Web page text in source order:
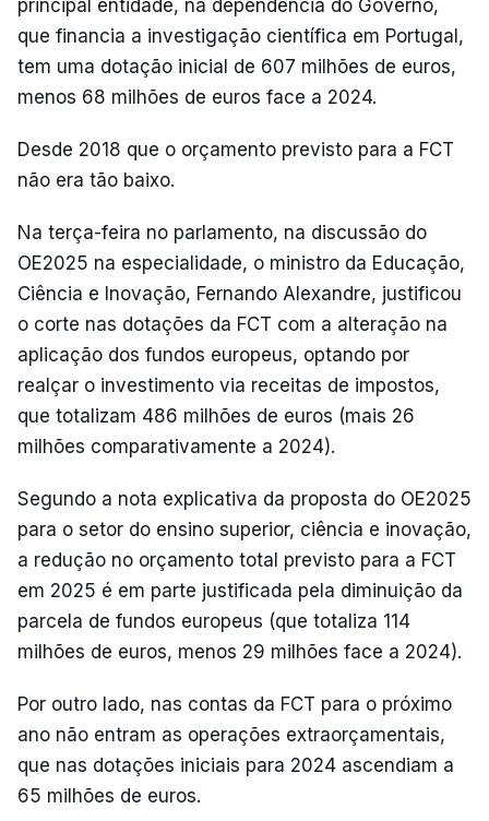
principal entidade, na dependência do Governo,
que financia a investigação científica em Portugal,
tem uma dotação inicial de 607 milhões de euros,
menos 68 milhões de euros face a 2024.
Desde 2018 que o orçamento previsto para a FCT
não era tão baixo.
Na terça-feira no parlamento, na discussão do
OE2025 na especialidade, o ministro da Educação,
Ciência e Inovação, Fernando Alexandre, justificou
o corte nas dotações da FCT com a alteração na
aplicação dos fundos europeus, optando por
realçar o investimento via receitas de impostos,
que totalizam 486 milhões de euros (mais 26
milhões comparativamente a 2024).
Segundo a nota explicativa da proposta do OE2025
para o setor do ensino superior, ciência e inovação,
a redução no orçamento total previsto para a FCT
em 2025 é em parte justificada pela diminuição da
parcela de fundos europeus (que totaliza 114
milhões de euros, menos 29 milhões face a 2024).
Por outro lado, nas contas da FCT para o próximo
ano não entram as operações extraorçamentais,
que nas dotações iniciais para 2024 ascendiam a
65 milhões de euros.